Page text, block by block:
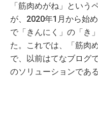
「筋肉めがね」という
が、2020年1月から始
で「きんにく」の「き
た。これでは、「筋肉
で、以前はてなブログ
のソリューションであ